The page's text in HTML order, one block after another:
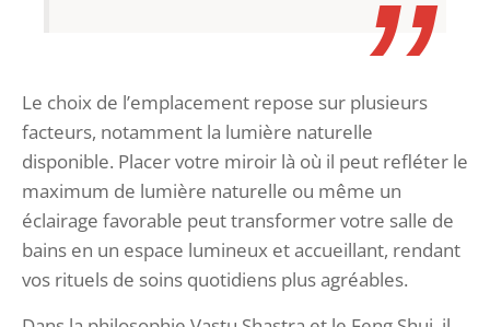
Le choix de l’emplacement repose sur plusieurs
facteurs, notamment la lumière naturelle
disponible. Placer votre miroir là où il peut refléter le
maximum de lumière naturelle ou même un
éclairage favorable peut transformer votre salle de
bains en un espace lumineux et accueillant, rendant
vos rituels de soins quotidiens plus agréables.